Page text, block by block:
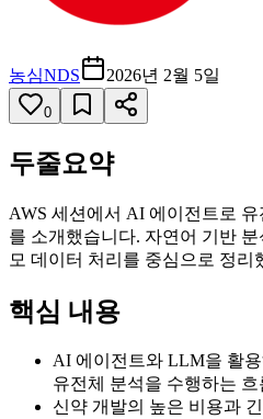
농심NDS 2026년 2월 5일
0
두줄요약
AWS 세션에서 AI 에이전트로
를 소개했습니다. 자연어 기반
모 데이터 처리를 중심으로 정리
핵심 내용
AI 에이전트와 LLM을 활
유전체 분석을 수행하는 흐
신약 개발의 높은 비용과